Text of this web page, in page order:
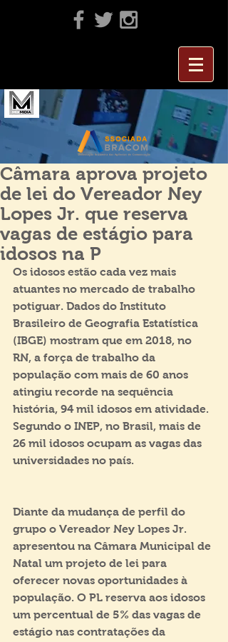
Câmara aprova projeto
de lei do Vereador Ney
Lopes Jr. que reserva
vagas de estágio para
idosos na P
Os idosos estão cada vez mais
atuantes no mercado de trabalho
potiguar. Dados do Instituto
Brasileiro de Geografia Estatística
(IBGE) mostram que em 2018, no
RN, a força de trabalho da
população com mais de 60 anos
atingiu recorde na sequência
história, 94 mil idosos em atividade.
Segundo o INEP, no Brasil, mais de
26 mil idosos ocupam as vagas das
universidades no país.
Diante da mudança de perfil do
grupo o Vereador Ney Lopes Jr.
apresentou na Câmara Municipal de
Natal um projeto de lei para
oferecer novas oportunidades à
população. O PL reserva aos idosos
um percentual de 5% das vagas de
estágio nas contratações da